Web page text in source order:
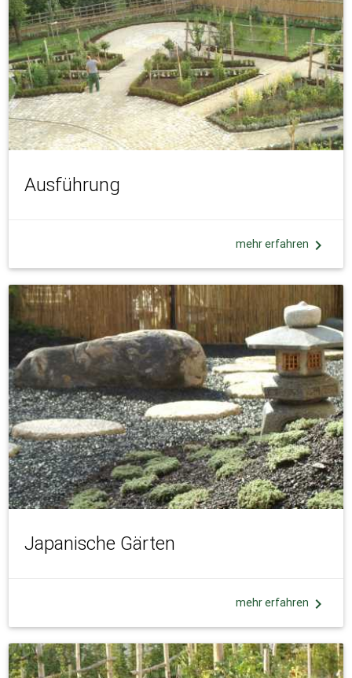
Ausführung
mehr erfahren chevron_right
Japanische Gärten
mehr erfahren chevron_right